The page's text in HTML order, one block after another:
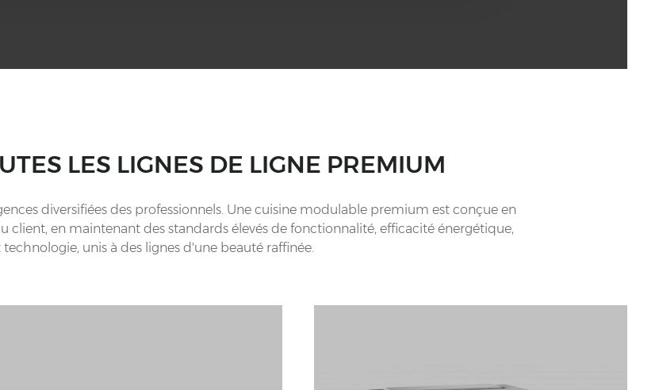
LES LIGNES DE LIGNE PREMIUM
diversifiées des professionnels. Une cuisine modulable premium est conçue en
client, en maintenant des standards élevés de fonctionnalité, efficacité énergétique,
unis à des lignes d'une beauté raffinée.